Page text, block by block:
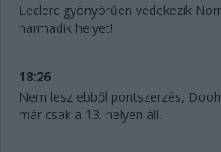
Leclerc gyönyörűen védekezik
harmadik helyet!
18:26
Nem lesz ebből pontszerzés,
már csak a 13. helyen áll.